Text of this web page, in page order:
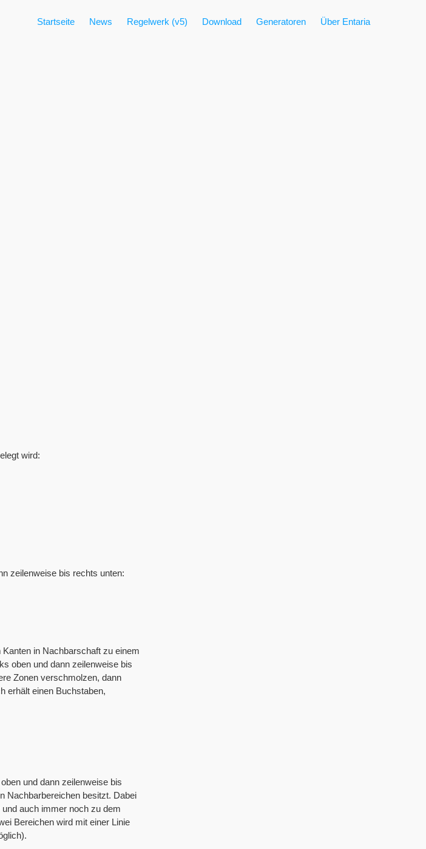
Startseite News Regelwerk (v5) Download Generatoren Über Entaria
wird:
zeilenweise bis rechts unten:
in Nachbarschaft zu einem
oben und dann zeilenweise bis
Zonen verschmolzen, dann
erhält einen Buchstaben,
und dann zeilenweise bis
Nachbarbereichen besitzt. Dabei
auch immer noch zu dem
Bereichen wird mit einer Linie